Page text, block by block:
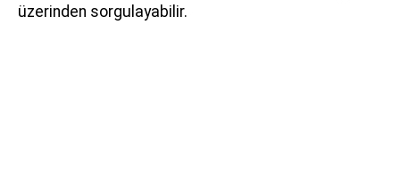
üzerinden sorgulayabilir.